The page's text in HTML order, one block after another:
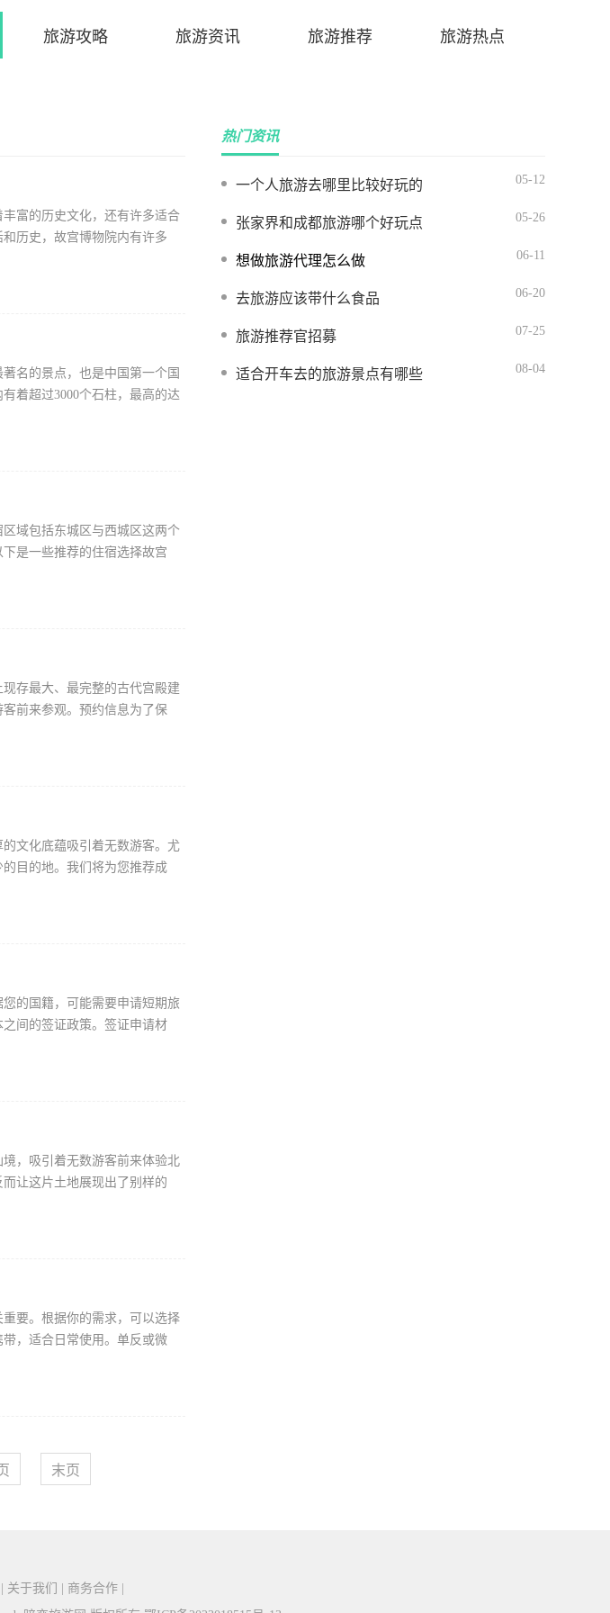
旅游攻略 旅游资讯 旅游推荐 旅游热点
富的历史文化，还有许多适合
历史，故宫博物院内有许多
名的景点，也是中国第一个国
着超过3000个石柱，最高的达
域包括东城区与西城区这两个
是一些推荐的住宿选择故宫
存最大、最完整的古代宫殿建
前来参观。预约信息为了保
文化底蕴吸引着无数游客。尤
目的地。我们将为您推荐成
的国籍，可能需要申请短期旅
间的签证政策。签证申请材
，吸引着无数游客前来体验北
让这片土地展现出了别样的
要。根据你的需求，可以选择
，适合日常使用。单反或微
末页
热门资讯
一个人旅游去哪里比较好玩的 05-12
张家界和成都旅游哪个好玩点 05-26
想做旅游代理怎么做 06-11
去旅游应该带什么食品 06-20
旅游推荐官招募 07-25
适合开车去的旅游景点有哪些 08-04
于我们 | 商务合作 |